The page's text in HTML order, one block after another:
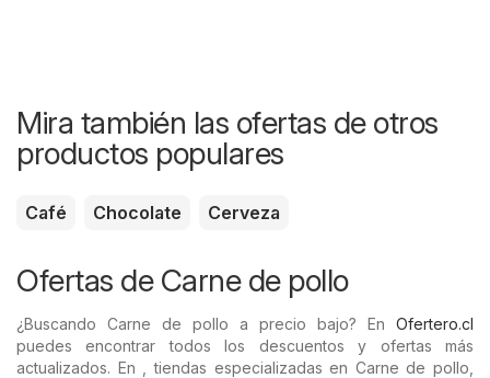
Mira también las ofertas de otros
productos populares
Café Chocolate Cerveza
Ofertas de Carne de pollo
¿Buscando Carne de pollo a precio bajo? En Ofertero.cl
puedes encontrar todos los descuentos y ofertas más
actualizados. En , tiendas especializadas en Carne de pollo,